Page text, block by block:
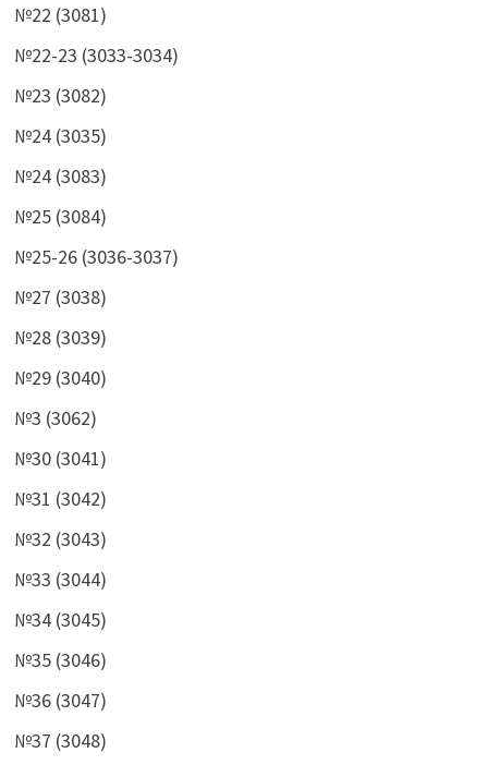
№22 (3081)
№22-23 (3033-3034)
№23 (3082)
№24 (3035)
№24 (3083)
№25 (3084)
№25-26 (3036-3037)
№27 (3038)
№28 (3039)
№29 (3040)
№3 (3062)
№30 (3041)
№31 (3042)
№32 (3043)
№33 (3044)
№34 (3045)
№35 (3046)
№36 (3047)
№37 (3048)